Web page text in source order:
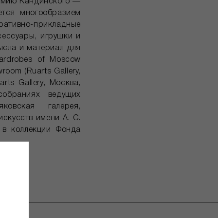
Кандинского —
многообразием
прикладные
игрушки и
и материал для
of Moscow
(Ruarts Gallery,
Gallery, Москва,
ведущих
галерея,
имени А. С.
коллекции Фонда